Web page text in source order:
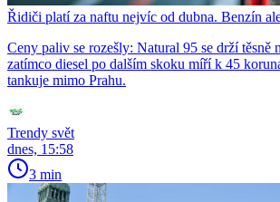
Řidiči platí za naftu nejvíc od dubna. Benzín
Ceny paliv se rozešly: Natural 95 se drží těsně
zatímco diesel po dalším skoku míří k 45
tankuje mimo Prahu.
Trendy svět
dnes, 15:58
3 min